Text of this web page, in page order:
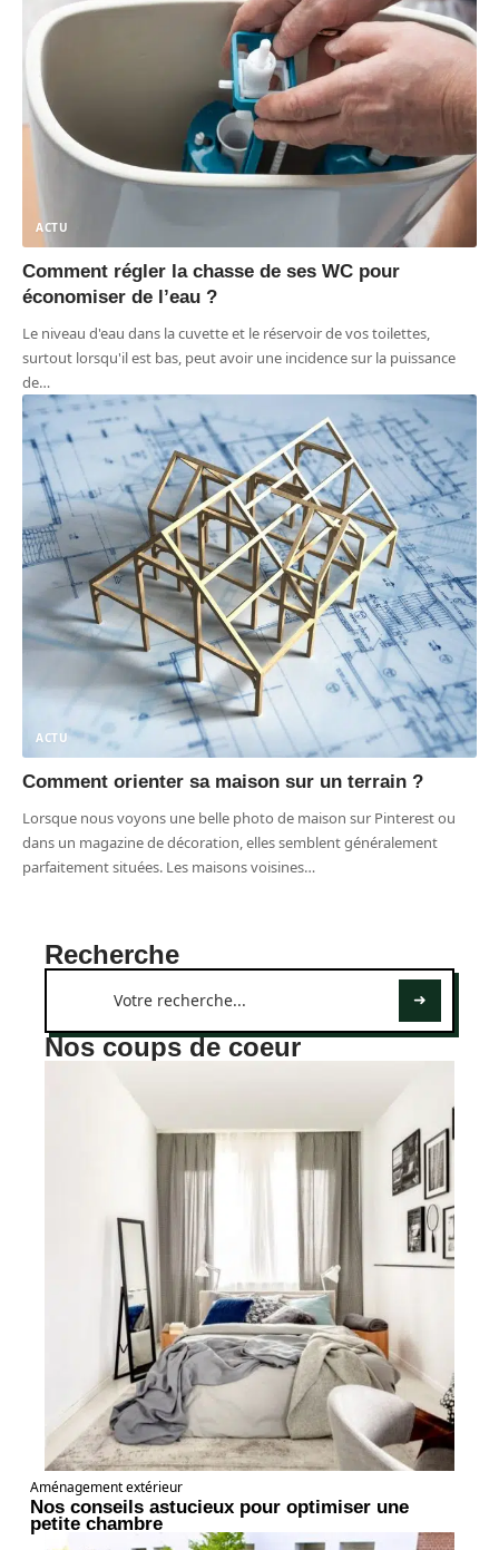
ACTU
Comment régler la chasse de ses WC pour
économiser de l’eau ?
Le niveau d'eau dans la cuvette et le réservoir de vos toilettes,
surtout lorsqu'il est bas, peut avoir une incidence sur la puissance
de…
ACTU
Comment orienter sa maison sur un terrain ?
Lorsque nous voyons une belle photo de maison sur Pinterest ou
dans un magazine de décoration, elles semblent généralement
parfaitement situées. Les maisons voisines…
Recherche
Nos coups de coeur
Aménagement extérieur
Nos conseils astucieux pour optimiser une
petite chambre